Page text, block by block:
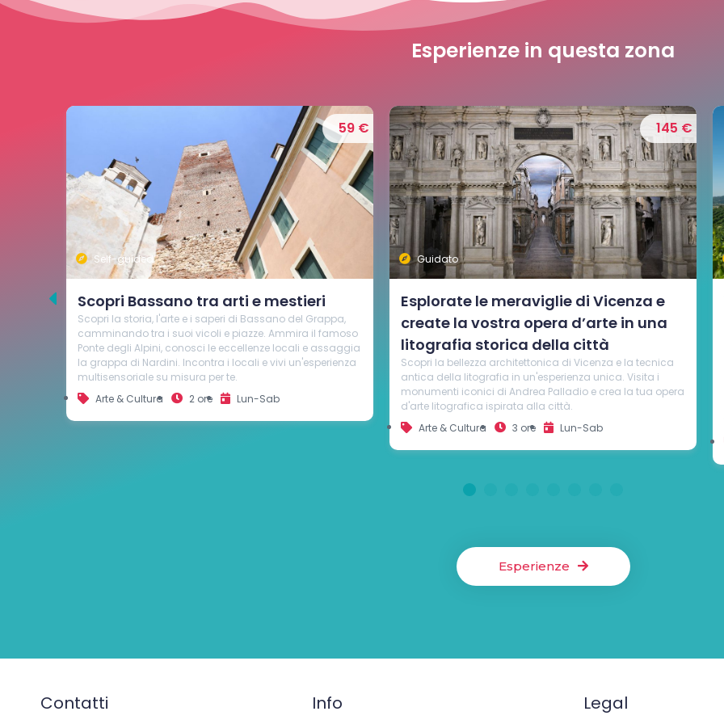
Esperienze in questa zona
145 €
Guidato
Esplorate le meraviglie di Vicenza e
create la vostra opera d’arte in una
litografia storica della città
Scopri la bellezza architettonica di Vicenza e la tecnica
antica della litografia in un'esperienza unica. Visita i
monumenti iconici di Andrea Palladio e crea la tua opera
d'arte litografica ispirata alla città.
Lun-Sab
205 €
Guidato
Visita ai Castelli di Romeo e Giulietta
con degustazione di vino in cave
segrete
Visita ai Castelli di Romeo e Giulietta e alle cantine
sotterranee, con degustazione di tre spumanti
eccezionali prodotti con uve selezionate e tecniche
artigianali. Scoperta di una perla nascosta del territorio
veneto, dove cultura ed enologia si fondono.
3
Esperienze
Contatti Info Legal